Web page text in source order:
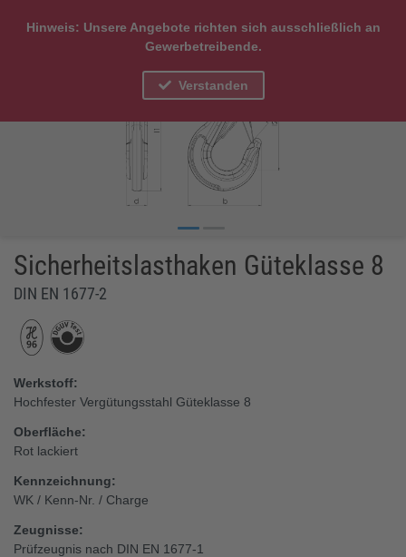
Hinweis: Unsere Angebote richten sich ausschließlich an
Gewerbetreibende.
Verstanden
Sicherheitslasthaken Güteklasse 8
DIN EN 1677-2
Werkstoff:
Hochfester Vergütungsstahl Güteklasse 8
Oberfläche:
Rot lackiert
Kennzeichnung:
WK / Kenn-Nr. / Charge
Zeugnisse:
Prüfzeugnis nach DIN EN 1677-1